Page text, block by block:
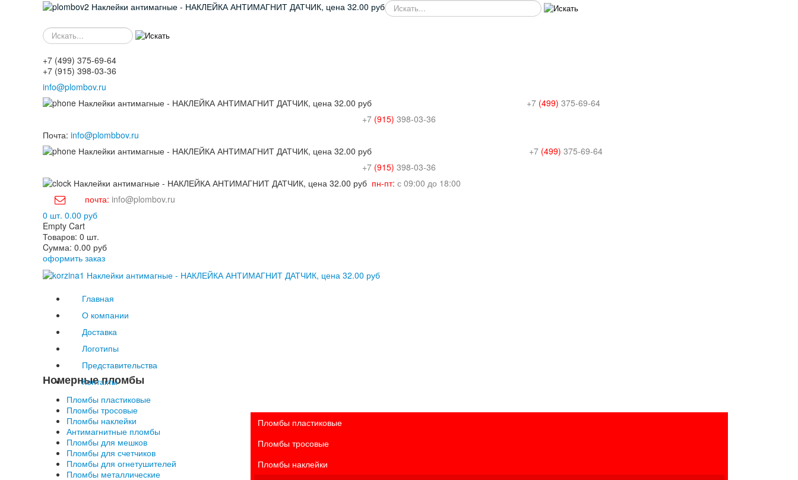
SEARCH
SEARCH-
M
+7 (499) 375-69-64
+7 (915) 398-03-36
info@plombov.ru
+7 (499) 375-69-64
+7 (915) 398-03-36
Почта: info@plombbov.ru
+7 (499) 375-69-64
+7 (915) 398-03-36
пн-пт: с 09:00 до 18:00
почта: info@plombov.ru
0 шт. 0.00 руб
Empty Cart
Товаров: 0 шт.
Cумма: 0.00 руб
оформить заказ
Главная
О компании
Доставка
Логотипы
Представительства
Контакты
Номерные пломбы
Пломбы пластиковые
Пломбы тросовые
Пломбы наклейки
Антимагнитные пломбы
Пломбы для мешков
Пломбы для счетчиков
Пломбы для огнетушителей
Пломбы металлические
Пломбы пластиковые
Пломбы тросовые
Пломбы наклейки